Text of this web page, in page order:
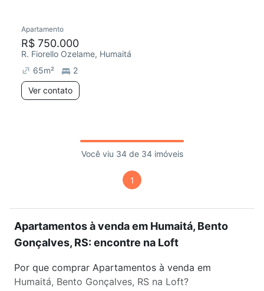
Apartamento
R$ 750.000
R. Fiorello Ozelame, Humaitá
65m²
2
Ver contato
Você viu 34 de 34 imóveis
1
Apartamentos à venda em Humaitá, Bento
Gonçalves, RS: encontre na Loft
Por que comprar Apartamentos à venda em
Humaitá, Bento Gonçalves, RS na Loft?